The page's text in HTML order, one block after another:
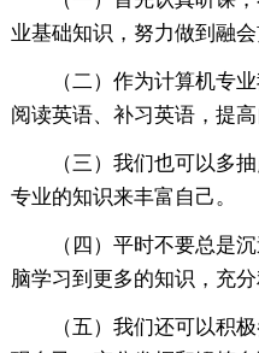
业基础知识，努力做到融会
（二）作为计算机专
阅读英语、补习英语，提高
（三）我们也可以多
专业的知识来丰富自己。
（四）平时不要总是
脑学习到更多的知识，充
（五）我们还可以积